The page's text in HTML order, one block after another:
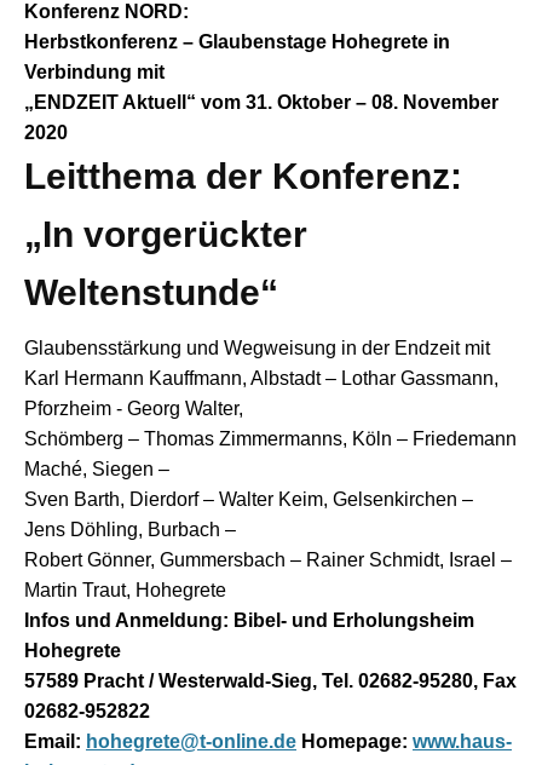
Konferenz NORD:
Herbstkonferenz – Glaubenstage Hohegrete in
Verbindung mit
„ENDZEIT Aktuell“ vom 31. Oktober – 08. November
2020
Leitthema der Konferenz:
„In vorgerückter
Weltenstunde“
Glaubensstärkung und Wegweisung in der Endzeit mit
Karl Hermann Kauffmann, Albstadt – Lothar Gassmann,
Pforzheim - Georg Walter,
Schömberg – Thomas Zimmermanns, Köln – Friedemann
Maché, Siegen –
Sven Barth, Dierdorf – Walter Keim, Gelsenkirchen –
Jens Döhling, Burbach –
Robert Gönner, Gummersbach – Rainer Schmidt, Israel –
Martin Traut, Hohegrete
Infos und Anmeldung: Bibel- und Erholungsheim
Hohegrete
57589 Pracht / Westerwald-Sieg, Tel. 02682-95280, Fax
02682-952822
Email: hohegrete@t-online.de Homepage: www.haus-